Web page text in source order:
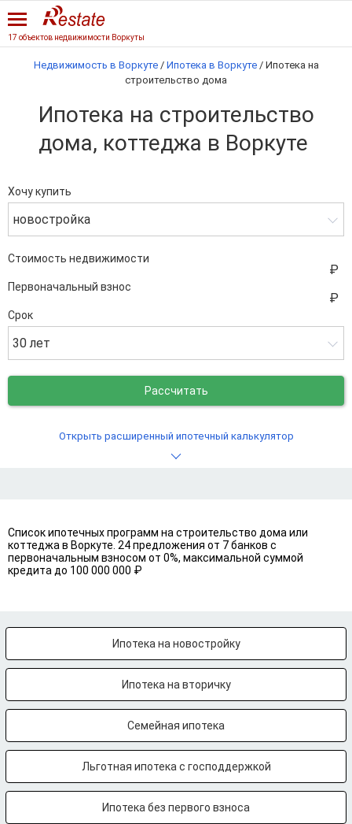
17 объектов недвижимости Воркуты
Недвижимость в Воркуте / Ипотека в Воркуте / Ипотека на
строительство дома
Ипотека на строительство
дома, коттеджа в Воркуте
Хочу купить
новостройка
Стоимость недвижимости
Первоначальный взнос
Срок
30 лет
Рассчитать
Открыть расширенный ипотечный калькулятор
Список ипотечных программ на строительство дома или
коттеджа в Воркуте. 24 предложения от 7 банков с
первоначальным взносом от 0%, максимальной суммой
кредита до 100 000 000 ₽
Ипотека на новостройку
Ипотека на вторичку
Семейная ипотека
Льготная ипотека с господдержкой
Ипотека без первого взноса